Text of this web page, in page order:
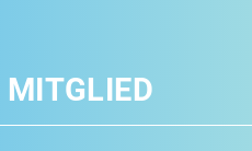
MITGLIED